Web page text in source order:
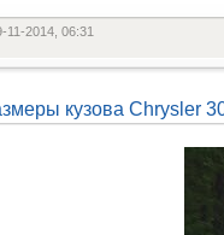
11-2014, 06:31
кузова Chrysler